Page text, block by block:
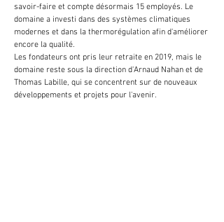
savoir-faire et compte désormais 15 employés. Le
domaine a investi dans des systèmes climatiques
modernes et dans la thermorégulation afin d'améliorer
encore la qualité.
Les fondateurs ont pris leur retraite en 2019, mais le
domaine reste sous la direction d'Arnaud Nahan et de
Thomas Labille, qui se concentrent sur de nouveaux
développements et projets pour l'avenir.